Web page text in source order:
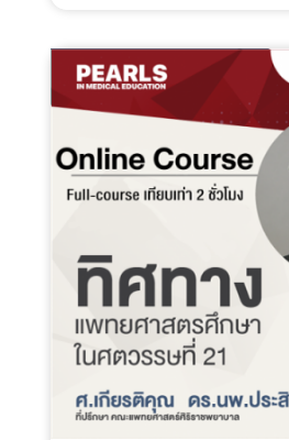
ความรู้พื้นฐานสำหรับครูแพ
II Assessment And
ประเภท :
ระยะเวลา :